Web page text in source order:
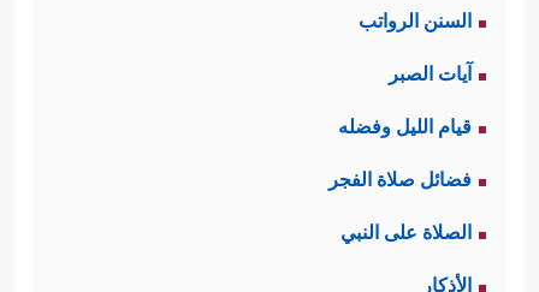
السنن الرواتب
آيات الصبر
قيام الليل وفضله
فضائل صلاة الفجر
الصلاة على النبي
الأذكار